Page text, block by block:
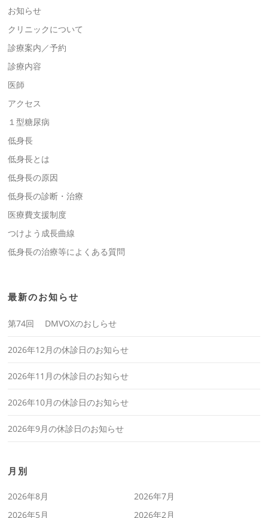
お知らせ
クリニックについて
診療案内／予約
診療内容
医師
アクセス
１型糖尿病
低身長
低身長とは
低身長の原因
低身長の診断・治療
医療費支援制度
つけよう成長曲線
低身長の治療等によくある質問
最新のお知らせ
第74回 DMVOXのおしらせ
2026年12月の休診日のお知らせ
2026年11月の休診日のお知らせ
2026年10月の休診日のお知らせ
2026年9月の休診日のお知らせ
月別
2026年8月
2026年7月
2026年5月
2026年2月